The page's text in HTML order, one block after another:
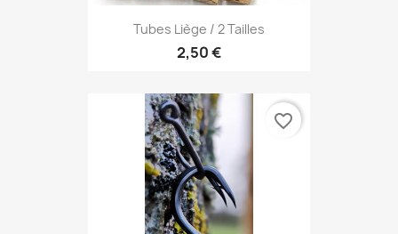
Tubes Liège / 2 Tailles
2,50 €
favorite_border